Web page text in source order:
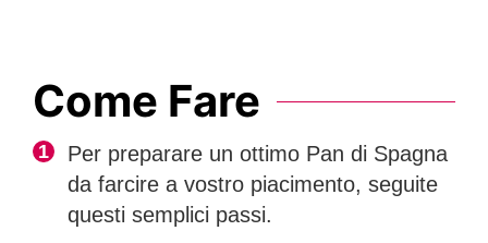
Come Fare
Per preparare un ottimo Pan di Spagna
da farcire a vostro piacimento, seguite
questi semplici passi.